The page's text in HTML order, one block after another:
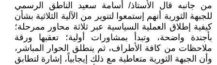
من جانبه قال الأستاذ/ أسامة سعيد الناطق الرسمي
للجبهة الثورية أنهم إستمعوا لتنوير من الآلية الثلاثية بشأن
كيفية إطلاق العملية السياسية عبر ثلاثة محاور ممرحلة؛
بأجندة واضحة، وتبدأ بمشاورات أولية؛ تعقبها ورقة
ملاحظات من كافة الأطراف، ثم ينطلق الحوار المباشر،
وأن الجبهة الثورية متعاطية مع ذلك إيجابياً، إشارة لتطابق